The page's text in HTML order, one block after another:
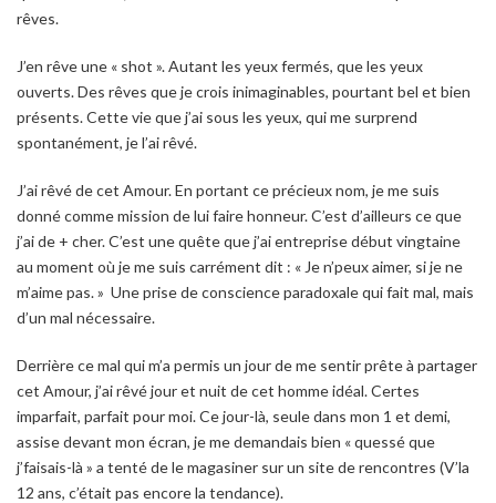
rêves.
J’en rêve une « shot ». Autant les yeux fermés, que les yeux
ouverts. Des rêves que je crois inimaginables, pourtant bel et bien
présents. Cette vie que j’ai sous les yeux, qui me surprend
spontanément, je l’ai rêvé.
J’ai rêvé de cet Amour. En portant ce précieux nom, je me suis
donné comme mission de lui faire honneur. C’est d’ailleurs ce que
j’ai de + cher. C’est une quête que j’ai entreprise début vingtaine
au moment où je me suis carrément dit : « Je n’peux aimer, si je ne
m’aime pas. » Une prise de conscience paradoxale qui fait mal, mais
d’un mal nécessaire.
Derrière ce mal qui m’a permis un jour de me sentir prête à partager
cet Amour, j’ai rêvé jour et nuit de cet homme idéal. Certes
imparfait, parfait pour moi. Ce jour-là, seule dans mon 1 et demi,
assise devant mon écran, je me demandais bien « quessé que
j’faisais-là » a tenté de le magasiner sur un site de rencontres (V’la
12 ans, c’était pas encore la tendance).